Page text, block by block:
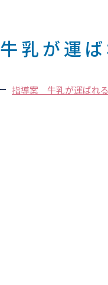
牛乳が運
指導案 牛乳が運ばれ